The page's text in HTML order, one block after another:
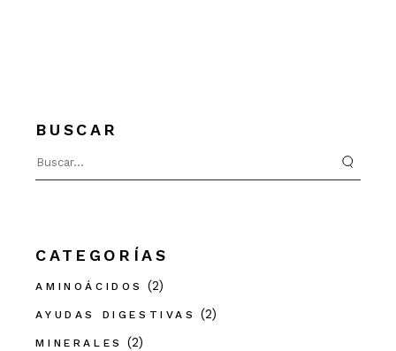
BUSCAR
for:
CATEGORÍAS
AMINOÁCIDOS (2)
AYUDAS DIGESTIVAS (2)
MINERALES (2)